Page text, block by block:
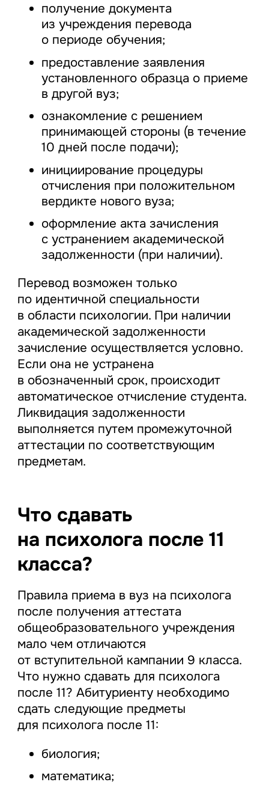
получение документа
из учреждения перевода
о периоде обучения;
предоставление заявления
установленного образца о приеме
в другой вуз;
ознакомление с решением
принимающей стороны (в течение
10 дней после подачи);
инициирование процедуры
отчисления при положительном
вердикте нового вуза;
оформление акта зачисления
с устранением академической
задолженности (при наличии).
Перевод возможен только
по идентичной специальности
в области психологии. При наличии
академической задолженности
зачисление осуществляется условно.
Если она не устранена
в обозначенный срок, происходит
автоматическое отчисление студента.
Ликвидация задолженности
выполняется путем промежуточной
аттестации по соответствующим
предметам.
Что сдавать
на психолога после 11
класса?
Правила приема в вуз на психолога
после получения аттестата
общеобразовательного учреждения
мало чем отличаются
от вступительной кампании 9 класса.
Что нужно сдавать для психолога
после 11? Абитуриенту необходимо
сдать следующие предметы
для психолога после 11:
биология;
математика;